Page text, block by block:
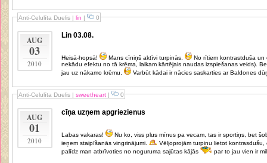
Anti-Celulīta Duelis| lin | 0
AUG
03
2010
Lin 03.08.
Heisā-hopsā! Mans cīniņš aktīvi turpinās.
No rītiem kontrastduša un celulīta iznīcinātājkrēms (neredzu gan
nekādu efektu no tā krēma, laikam kārtējais naudas izspiešanas veids).
jau uz nākamo krēmu.
Varbūt kādai ir nācies saskarties ar Baldones
Anti-Celulīta Duelis| sweetheart| 0
AUG
01
2010
cīņa uzņem apgriezienus
Labas vakaras!
Nu ko, viss plus mīnus pa vecam, tas ir sportiņs, bet šobrīd manā sporta scenārijā galveno lomu
ieņem staipīšanās vingrinājumi.
Vēljoprojām turpinu lietot kontrasdušu, esmu sapratusi, ka tā tiešām vienmēr
palīdz man atbrīvoties no noguruma sajūtas kājās
par to jau vien ir